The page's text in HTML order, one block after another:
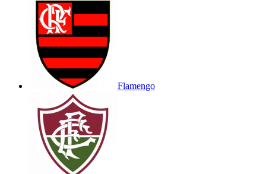
Flamengo